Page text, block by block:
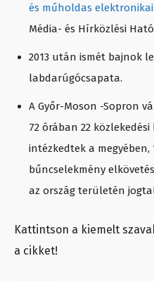
és műholdas
Média- és Hírközlési
2013 után ismét bajnok
labdarúgócsapata.
A Győr-Moson -Sopron
72 órában 22
intézkedtek a
bűncselekmény
az ország területén
Kattintson a kiemelt
a cikket!